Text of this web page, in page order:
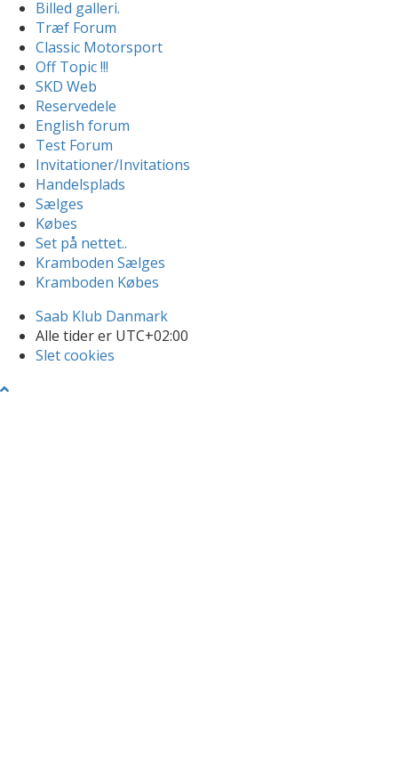
Billed galleri.
Træf Forum
Classic Motorsport
Off Topic !!!
SKD Web
Reservedele
English forum
Test Forum
Invitationer/Invitations
Handelsplads
Sælges
Købes
Set på nettet..
Kramboden Sælges
Kramboden Købes
Saab Klub Danmark
Alle tider er UTC+02:00
Slet cookies